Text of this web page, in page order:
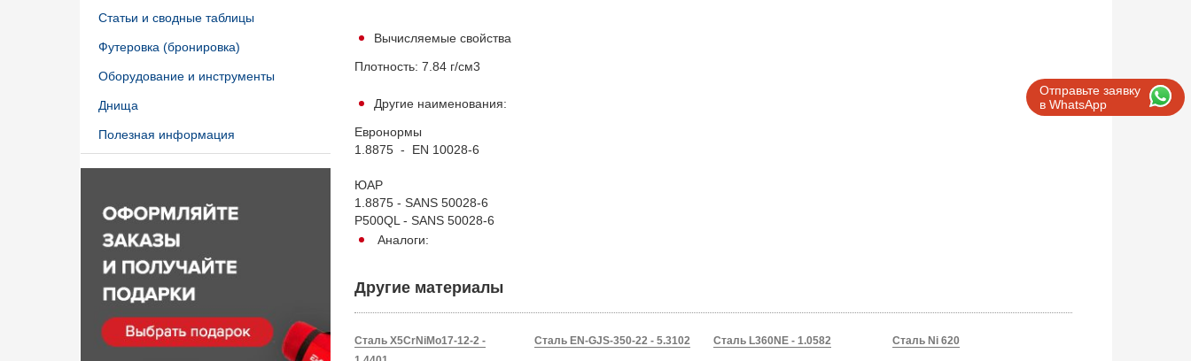
Статьи и сводные таблицы
Футеровка (бронировка)
Оборудование и инструменты
Днища
Полезная информация
Отправьте заявку
в WhatsApp
Вычисляемые свойства
Плотность: 7.84 г/см3
Другие наименования:
Евронормы
1.8875 - EN 10028-6
ЮАР
1.8875 - SANS 50028-6
P500QL - SANS 50028-6
Аналоги:
Другие материалы
Сталь X5CrNiMo17-12-2 -
Сталь EN-GJS-350-22 - 5.3102 Сталь L360NE - 1.0582 Сталь Ni 620